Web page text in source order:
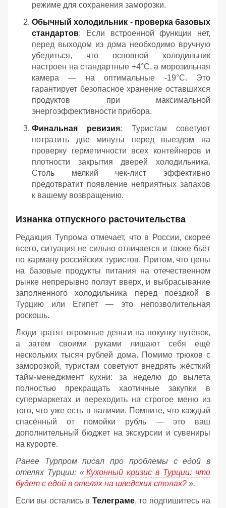
режиме для сохранения заморозки.
Обычный холодильник - проверка базовых
стандартов: Если встроенной функции нет,
перед выходом из дома необходимо вручную
убедиться, что основной холодильник
настроен на стандартные +4°C, а морозильная
камера — на оптимальные -19°C. Это
гарантирует безопасное хранение оставшихся
продуктов при максимальной
энергоэффективности прибора.
Финальная ревизия: Туристам советуют
потратить две минуты перед выездом на
проверку герметичности всех контейнеров и
плотности закрытия дверей холодильника.
Столь мелкий чек-лист эффективно
предотвратит появление неприятных запахов
к вашему возвращению.
Изнанка отпускного расточительства
Редакция Тупрома отмечает, что в России, скорее
всего, ситуация не сильно отличается и также бьёт
по карману российских туристов. Притом, что цены
на базовые продукты питания на отечественном
рынке непрерывно ползут вверх, и выбрасывание
заполненного холодильника перед поездкой в
Турцию или Египет — это непозволительная
роскошь.
Люди тратят огромные деньги на покупку путёвок,
а затем своими руками лишают себя ещё
нескольких тысяч рублей дома. Помимо трюков с
заморозкой, туристам советуют внедрять жёсткий
тайм-менеджмент кухни: за неделю до вылета
полностью прекращать хаотичные закупки в
супермаркетах и переходить на строгое меню из
того, что уже есть в наличии. Помните, что каждый
спасённый от помойки рубль — это ваш
дополнительный бюджет на экскурсии и сувениры
на курорте.
Ранее Турпром писал про проблемы с едой в
отелях Турции: « Кухонный кризис в Турции: что
будет с едой в отелях на шведских столах? ».
Если вы остались в Телеграме, то подпишитесь на